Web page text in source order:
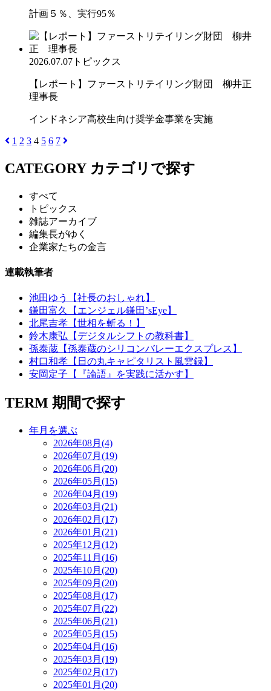
計画５％、実行95％
2026.07.07 トピックス
【レポート】ファーストリテイリング財団 柳井正
理事長
インドネシア高校生向け奨学金事業を実施
1 2 3 4 5 6 7
CATEGORY カテゴリで探す
すべて
トピックス
雑誌アーカイブ
編集長がゆく
企業家たちの金言
連載執筆者
池田ゆう【社長のおしゃれ】
鎌田富久【エンジェル鎌田’sEye】
北尾吉孝【世相を斬る！】
鈴木康弘【デジタルシフトの教科書】
孫泰蔵【孫泰蔵のシリコンバレーエクスプレス】
村口和孝【日の丸キャピタリスト風雲録】
安岡定子【『論語』を実践に活かす】
TERM 期間で探す
年月を選ぶ
2026年08月(4)
2026年07月(19)
2026年06月(20)
2026年05月(15)
2026年04月(19)
2026年03月(21)
2026年02月(17)
2026年01月(21)
2025年12月(12)
2025年11月(16)
2025年10月(20)
2025年09月(20)
2025年08月(17)
2025年07月(22)
2025年06月(21)
2025年05月(15)
2025年04月(16)
2025年03月(19)
2025年02月(17)
2025年01月(20)